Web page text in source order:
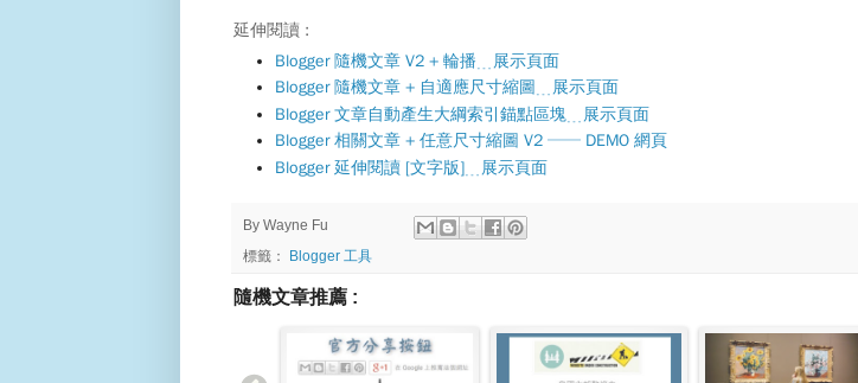
延伸閱讀 :
Blogger 隨機文章 V2 + 輪播﹍展示頁面
Blogger 隨機文章 + 自適應尺寸縮圖﹍展示頁面
Blogger 文章自動產生大綱索引錨點區塊﹍展示頁面
Blogger 相關文章 + 任意尺寸縮圖 V2 ── DEMO 網頁
Blogger 延伸閱讀 [文字版]﹍展示頁面
By Wayne Fu
標籤： Blogger 工具
隨機文章推薦 :